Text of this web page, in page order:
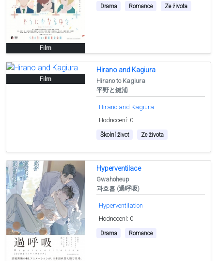
Film
Drama Romance Ze života
Film
Hirano and Kagiura
Hirano to Kagiura
平野と鍵浦
Hirano and Kagiura
Hodnocení: 0
Školní život Ze života
Hyperventilace
Gwahoheup
과호흡 (過呼吸)
Hyperventilation
Hodnocení: 0
Drama Romance